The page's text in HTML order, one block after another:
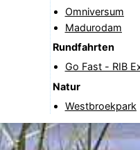
Omniversum
Madurodam
Rundfahrten
Go Fast - RIB
Natur
Westbroekpark